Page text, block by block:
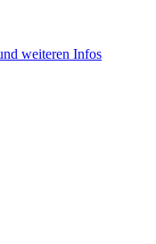
weiteren Infos